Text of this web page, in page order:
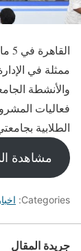
ممثلة في
والأنشطة
فعاليات
الطلابية
مشاهدة
Categories: اخبار
جريدة المقال